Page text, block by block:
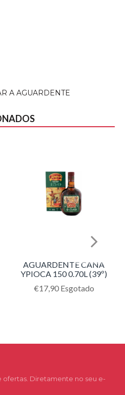
A AGUARDENTE
AGUARDENTE CANA
YPIOCA 150 0.70L (39º)
Translation
€17,90 Esgotado
Diretamente no seu e-